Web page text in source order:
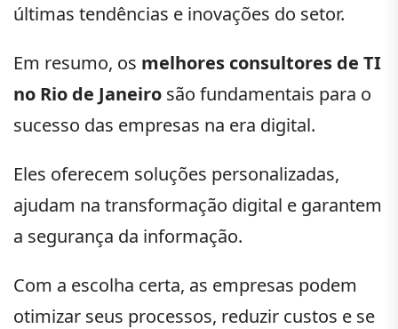
últimas tendências e inovações do setor.
Em resumo, os melhores consultores de TI
no Rio de Janeiro são fundamentais para o
sucesso das empresas na era digital.
Eles oferecem soluções personalizadas,
ajudam na transformação digital e garantem
a segurança da informação.
Com a escolha certa, as empresas podem
otimizar seus processos, reduzir custos e se